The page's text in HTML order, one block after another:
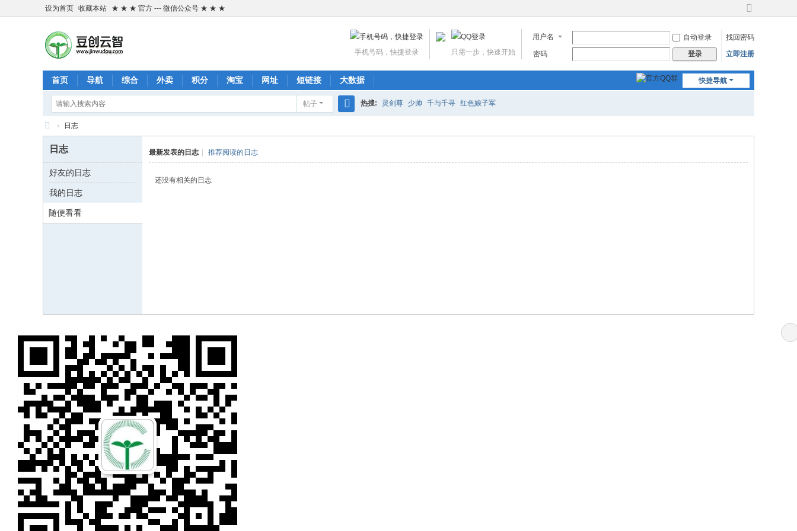
设为首页 收藏本站 ★ ★ ★ 官方 --- 微信公众号 ★ ★ ★
切
到
宽
用户名 自动登录
找回密码
密码
登录 立即注册
只需一步，快速开始
手机号码，快捷登录
快捷导航
首页 导航 综合 外卖 积分 淘宝 网址 短链接 大数据
帖子
索
热搜: 灵剑尊 少帅 千与千寻 红色娘子军
金
五
豆
✔
› 日志
日志
好友的日志
我的日志
随便看看
最新发表的日志 推荐阅读的日志
还没有相关的日志